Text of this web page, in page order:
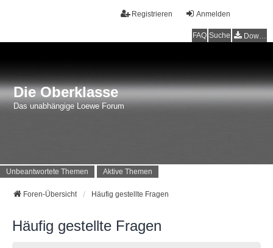
Anmelden
Registrieren
FAQ Suche Downloads
Die Oberklasse
Das unabhängige Loewe Forum
Unbeantwortete Themen Aktive Themen
Foren-Übersicht Häufig gestellte Fragen
Häufig gestellte Fragen